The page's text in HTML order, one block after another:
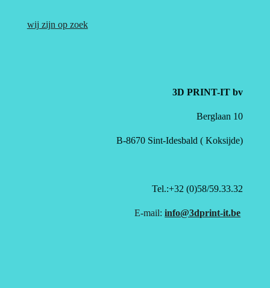
wij zijn op zoek
3D PRINT-IT bv
Berglaan 10
B-8670 Sint-Idesbald ( Koksijde)
Tel.:+32 (0)58/59.33.32
E-mail:info@3dprint-it.be